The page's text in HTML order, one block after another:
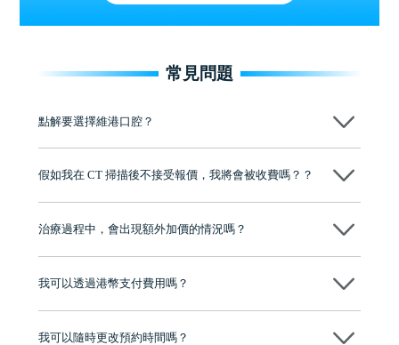
常見問題
點解要選擇維港口腔？
維港口腔踐行「醫道濟世」的大學校訓，各分院匯聚來自香港、內地的
牌」、「2025香港企業領袖品牌」，是諾貝爾種植系統全球放心植牙中
至今已服務超過三十個國家和地區的顧客，受到粵港澳大灣區及周邊城
市市民極高的口碑評價及信任推薦 珠海、深圳設有八大分院，香港亦設
有咨詢及服務保障中心，有任何問題都可以隨時預約免費咨詢，讓人十
假如我在 CT 掃描後不接受報價，我將會被收費嗎？？
治療過程中，會出現額外加價的情況嗎？
我可以透過港幣支付費用嗎？
我可以隨時更改預約時間嗎？